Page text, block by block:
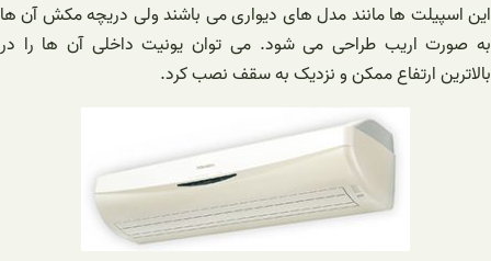
این اسپیلت ها مانند مدل های دیواری می باشند ولی دریچه مکش آن ها
به صورت اریب طراحی می شود. می توان یونیت داخلی آن ها را در
بالاترین ارتفاع ممکن و نزدیک به سقف نصب کرد.